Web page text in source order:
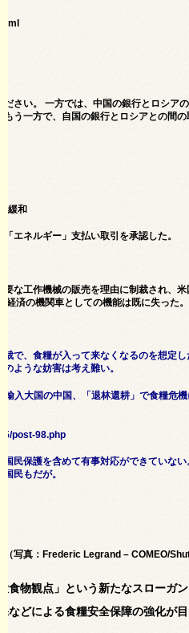
さい。 一方では、中国の銀行とロシア
う一方で、自国の銀行とロシアとの間
緩和
エネルギー」支払い取引を承認した。
な工作機械の販売を理由に制裁され、
済の機関車としての機能は既に失った。
で、食糧が入って来なくなるのを想定
ような妨害は考え難い。
大国の中国、「退林還耕」で食糧危機
post-98.php
民保護を含めて有事対応ができていな
民もだが。
（写真：Frederic Legrand – COMEO/
物観点」という新たなスローガン
などによる食糧安全保障の強化が